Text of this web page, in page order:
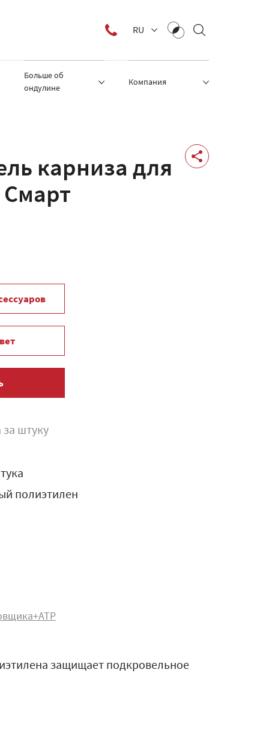
RU
Больше об
ондулине
Компания
карниза для
штуку
полиэтилен
защищает подкровельное